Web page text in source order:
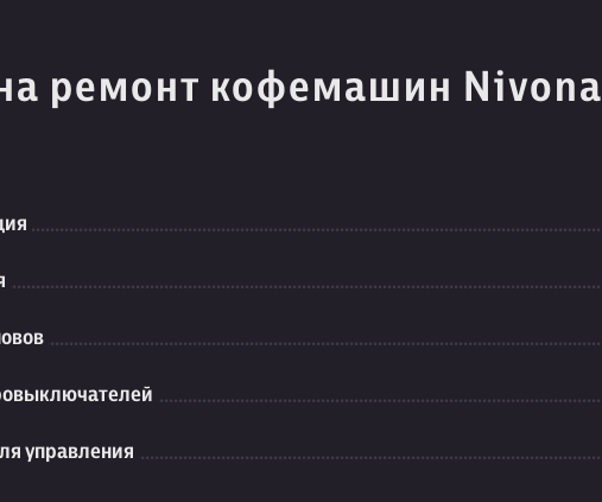
ремонт кофемашин Nivona
управления